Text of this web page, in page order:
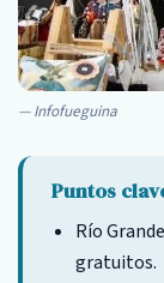
Infofueguina
Puntos
Río
gratuitos.